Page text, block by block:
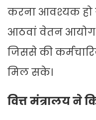
करना आवश्यक हो
आठवां वेतन आयोग
जिससे की
मिल सके।
वित्त मंत्रालय ने